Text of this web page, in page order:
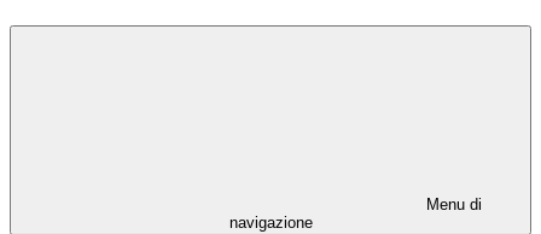
Menu di
navigazione